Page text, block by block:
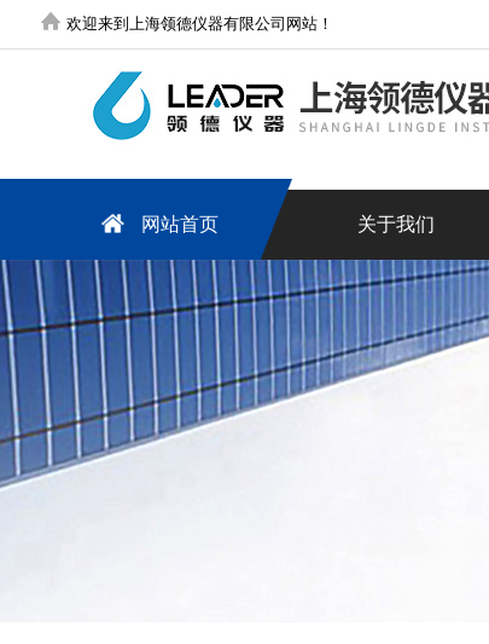
欢迎来到上海领德仪器有限公司网站！
网站首页 关于我们